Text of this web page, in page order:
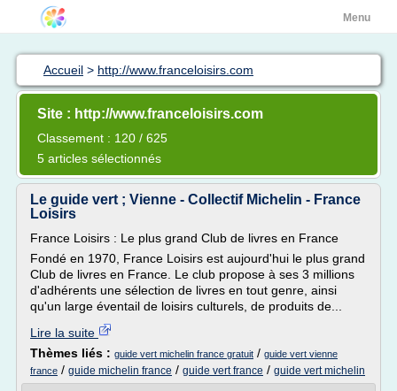
Menu
Accueil > http://www.franceloisirs.com
Site : http://www.franceloisirs.com
Classement : 120 / 625
5 articles sélectionnés
Le guide vert ; Vienne - Collectif Michelin - France
Loisirs
France Loisirs : Le plus grand Club de livres en France
Fondé en 1970, France Loisirs est aujourd'hui le plus grand
Club de livres en France. Le club propose à ses 3 millions
d'adhérents une sélection de livres en tout genre, ainsi
qu'un large éventail de loisirs culturels, de produits de...
Lire la suite
Thèmes liés : guide vert michelin france gratuit / guide vert vienne
france / guide michelin france / guide vert france / guide vert michelin